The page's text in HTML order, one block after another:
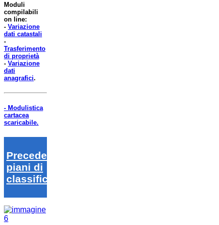
Moduli
compilabili
on line:
- Variazione
dati catastali
-
Trasferimento
di proprietà
- Variazione
dati
anagrafici.
- Modulistica
cartacea
scaricabile.
Precedenti
piani di
classifica